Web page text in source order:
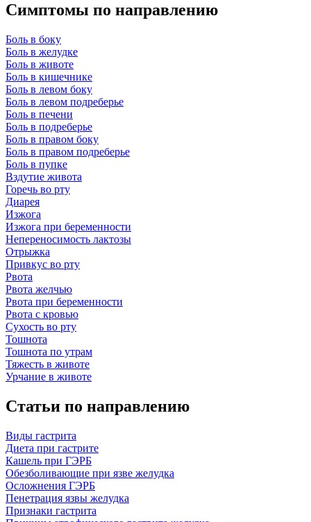
Симптомы по направлению
Боль в боку
Боль в желудке
Боль в животе
Боль в кишечнике
Боль в левом боку
Боль в левом подреберье
Боль в печени
Боль в подреберье
Боль в правом боку
Боль в правом подреберье
Боль в пупке
Вздутие живота
Горечь во рту
Диарея
Изжога
Изжога при беременности
Непереносимость лактозы
Отрыжка
Привкус во рту
Рвота
Рвота желчью
Рвота при беременности
Рвота с кровью
Сухость во рту
Тошнота
Тошнота по утрам
Тяжесть в животе
Урчание в животе
Статьи по направлению
Виды гастрита
Диета при гастрите
Кашель при ГЭРБ
Обезболивающие при язве желудка
Осложнения ГЭРБ
Пенетрация язвы желудка
Признаки гастрита